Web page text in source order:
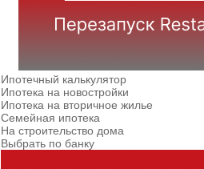
Ипотечный калькулятор
Ипотека на новостройки
Ипотека на вторичное жилье
Семейная ипотека
На строительство дома
Выбрать по банку